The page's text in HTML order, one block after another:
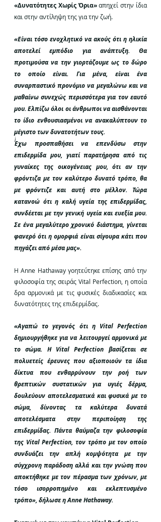
«Δυνατότητες Χωρίς Όρια» απηχεί στην ίδια
και στην αντίληψη της για την ζωή.
«Είναι τόσο ενοχλητικό να ακούς ότι η ηλικία
αποτελεί εμπόδιο για ανάπτυξη. Θα
προτιμούσα να την γιορτάζουμε ως το δώρο
το οποίο είναι. Για μένα, είναι ένα
συναρπαστικό προνόμιο να μεγαλώνω και να
μαθαίνω συνεχώς περισσότερα για τον εαυτό
μου. Ελπίζω όλοι οι άνθρωποι να αισθάνονται
το ίδιο ενθουσιασμένοι να ανακαλύπτουν το
μέγιστο των δυνατοτήτων τους.
Έχω προσπαθήσει να επενδύσω στην
επιδερμίδα μου, γιατί παρατήρησα από τις
γυναίκες της οικογένειας μου, ότι αν την
φρόντιζα με τον καλύτερο δυνατό τρόπο, θα
με φρόντιζε και αυτή στο μέλλον. Τώρα
κατανοώ ότι η καλή υγεία της επιδερμίδας,
συνδέεται με την γενική υγεία και ευεξία μου.
Σε ένα μεγαλύτερο χρονικό διάστημα, γίνεται
φανερό ότι η ομορφιά είναι σίγουρα κάτι που
πηγάζει από μέσα μας».
Η Αnne Hathaway γοητεύτηκε επίσης από την
φιλοσοφία της σειράς Vital Perfection, η οποία
δρα αρμονικά με τις φυσικές διαδικασίες και
δυνατότητες της επιδερμίδας.
«Αγαπώ το γεγονός ότι η Vital Perfection
δημιουργήθηκε για να λειτουργεί αρμονικά με
το σώμα. Η Vital Perfection βασίζεται σε
πολυετείς έρευνες που αξιοποιούν τα ίδια
δίκτυα που ενθαρρύνουν την ροή των
θρεπτικών συστατικών για υγιές δέρμα,
δουλεύουν αποτελεσματικά και φυσικά με το
σώμα, δίνοντας τα καλύτερα δυνατά
αποτελέσματα στην περιποίηση της
επιδερμίδας. Πάντα θαύμαζα την φιλοσοφία
της Vital Perfection, τον τρόπο με τον οποίο
συνδυάζει την απλή κομψότητα με την
σύγχρονη παράδοση αλλά και την γνώση που
αποκτήθηκε με τον πέρασμα των χρόνων, με
τόσο ισορροπημένο και εκλεπτυσμένο
τρόπο», δήλωσε η Anne Hathaway.